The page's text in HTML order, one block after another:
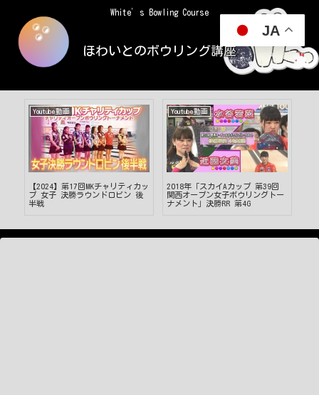
White’s Bowling Course
ほわいとのボウリング講座
Youtube動画
【2024】第17回MKチャリティカッ
プ 女子 決勝ラウンドロビン 後
半戦
Youtube動画
2018年「スカイAカップ 第39回
関西オープン女子ボウリングトー
ナメント」決勝RR 第4G
JA